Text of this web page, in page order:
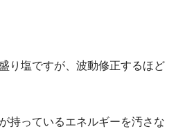
り塩ですが、波動修正するほど
持っているエネルギーを汚さな